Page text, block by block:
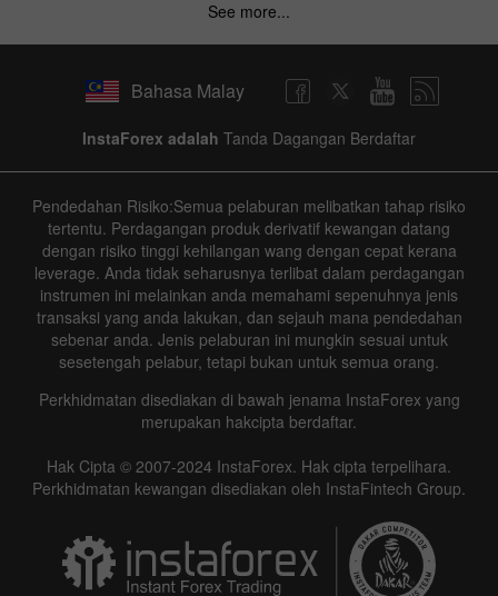
See more...
Bahasa Malay
InstaForex adalah Tanda Dagangan Berdaftar
Pendedahan Risiko:Semua pelaburan melibatkan tahap risiko
tertentu. Perdagangan produk derivatif kewangan datang
dengan risiko tinggi kehilangan wang dengan cepat kerana
leverage. Anda tidak seharusnya terlibat dalam perdagangan
instrumen ini melainkan anda memahami sepenuhnya jenis
transaksi yang anda lakukan, dan sejauh mana pendedahan
sebenar anda. Jenis pelaburan ini mungkin sesuai untuk
sesetengah pelabur, tetapi bukan untuk semua orang.
Perkhidmatan disediakan di bawah jenama InstaForex yang
merupakan hakcipta berdaftar.
Hak Cipta © 2007-2024 InstaForex. Hak cipta terpelihara.
Perkhidmatan kewangan disediakan oleh InstaFintech Group.